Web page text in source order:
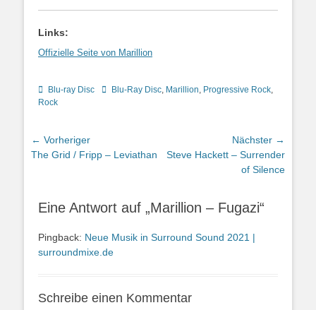
Links:
Offizielle Seite von Marillion
Kategorien
Blu-ray Disc Schlagworte
Blu-Ray Disc, Marillion, Progressive Rock,
Rock
Beitragsnavigation
← Vorheriger
Vorheriger
The Grid / Fripp – Leviathan
Nächster →
Nächster
Steve Hackett – Surrender
of Silence
Eine Antwort auf „Marillion – Fugazi“
Pingback: Neue Musik in Surround Sound 2021 |
surroundmixe.de
Schreibe einen Kommentar